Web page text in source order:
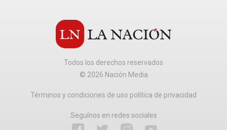
Todos los derechos reservados
© 2026 Nación Media
Términos y condiciones de uso política de privacidad
Seguínos en redes sociales